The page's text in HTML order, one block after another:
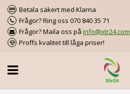
Betala säkert med Klarna
Frågor? Ring oss 070 840 35 71
Frågor? Maila oss på info@xtr24.com
Proffs kvalitet till låga priser!